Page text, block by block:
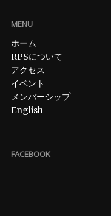
MENU
ホーム
RPSについて
アクセス
イベント
メンバーシップ
English
FACEBOOK